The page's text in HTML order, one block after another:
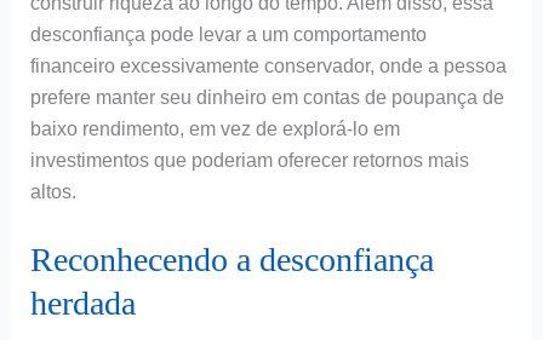
desconfiança pode levar a um comportamento
financeiro excessivamente conservador, onde a pessoa
prefere manter seu dinheiro em contas de poupança de
baixo rendimento, em vez de explorá-lo em
investimentos que poderiam oferecer retornos mais
altos.
Reconhecendo a desconfiança
herdada